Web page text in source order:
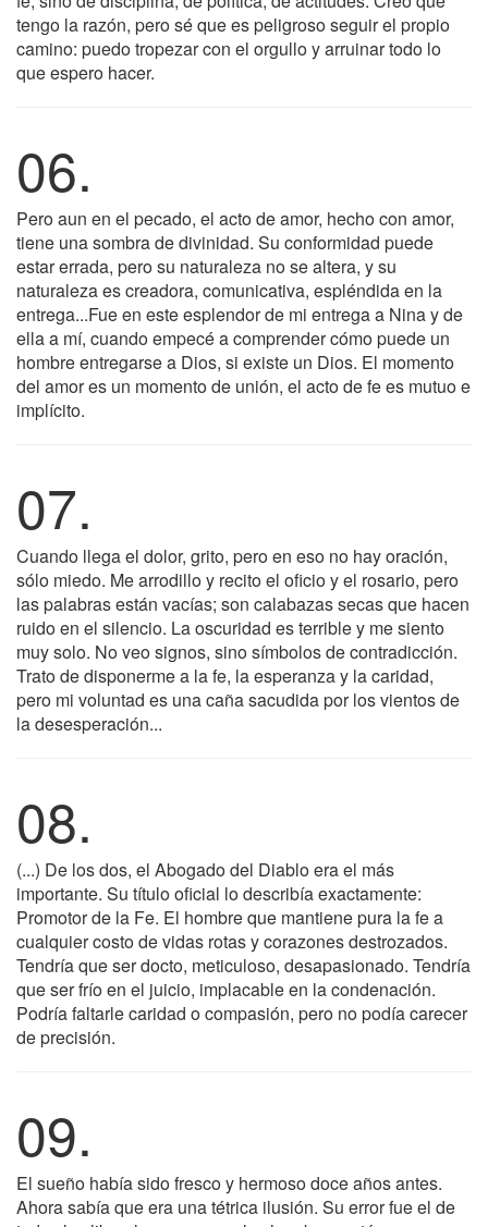
tengo la razón, pero sé que es peligroso seguir el propio
camino: puedo tropezar con el orgullo y arruinar todo lo
que espero hacer.
06.
Pero aun en el pecado, el acto de amor, hecho con amor,
tiene una sombra de divinidad. Su conformidad puede
estar errada, pero su naturaleza no se altera, y su
naturaleza es creadora, comunicativa, espléndida en la
entrega...Fue en este esplendor de mi entrega a Nina y de
ella a mí, cuando empecé a comprender cómo puede un
hombre entregarse a Dios, si existe un Dios. El momento
del amor es un momento de unión, el acto de fe es mutuo e
implícito.
07.
Cuando llega el dolor, grito, pero en eso no hay oración,
sólo miedo. Me arrodillo y recito el oficio y el rosario, pero
las palabras están vacías; son calabazas secas que hacen
ruido en el silencio. La oscuridad es terrible y me siento
muy solo. No veo signos, sino símbolos de contradicción.
Trato de disponerme a la fe, la esperanza y la caridad,
pero mi voluntad es una caña sacudida por los vientos de
la desesperación...
08.
(...) De los dos, el Abogado del Diablo era el más
importante. Su título oficial lo describía exactamente:
Promotor de la Fe. El hombre que mantiene pura la fe a
cualquier costo de vidas rotas y corazones destrozados.
Tendría que ser docto, meticuloso, desapasionado. Tendría
que ser frío en el juicio, implacable en la condenación.
Podría faltarle caridad o compasión, pero no podía carecer
de precisión.
09.
El sueño había sido fresco y hermoso doce años antes.
Ahora sabía que era una tétrica ilusión. Su error fue el de